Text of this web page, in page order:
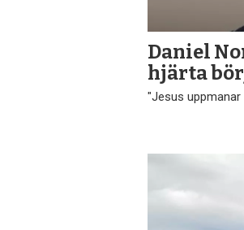
Daniel
hjärta
"Jesus